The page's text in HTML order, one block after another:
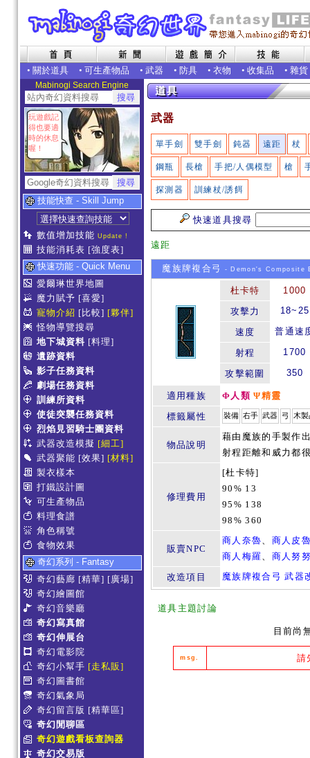
• 關於道具 • 可生產物品 • 武器 • 防具 • 衣物 • 收集品 • 雜貨
Mabinogi Search Engine
玩遊戲記
得也要適
時的休息
喔！
技能快查 - Skill Jump
數值增加技能 Update !
技能消耗表 [強度表]
快速功能 - Quick Menu
愛爾琳世界地圖
魔力賦予 [喜愛]
寵物介紹 [比較] [夥伴]
怪物導覽搜尋
地下城資料 [料理]
遺跡資料
影子任務資料
劇場任務資料
訓練所資料
使徒突襲任務資料
烈焰見習騎士團資料
武器改造模擬 [細工]
武器聚能 [效果] [材料]
製衣樣本
打鐵設計圖
可生產物品
料理食譜
角色稱號
食物效果
奇幻系列 - Fantasy
奇幻藝廊 [精華] [廣場]
奇幻繪圖館
奇幻音樂廳
奇幻寫真館
奇幻伸展台
奇幻電影院
奇幻小幫手 [走私販]
奇幻圖書館
奇幻氣象局
奇幻留言版 [精華區]
奇幻閒聊區
奇幻遊戲看板查詢器
奇幻交易版
武器
單手劍 雙手劍 鈍器 遠距 杖
鋼瓶 長槍 手把/人偶模型 槍
探測器 訓練杖/誘餌
快速道具搜尋
遠距
魔族牌複合弓 - Demon's Composite
杜卡特
1000
攻擊力
18~25
速度 普通速
射程 1700
攻擊範圍 350
適用種族 Φ人類 Ψ精靈
標籤屬性
裝備 右手 武器 弓 木製
物品說明
藉由魔族的手製作
射程距離和威力都
修理費用
[杜卡特]
90% 13
95% 138
98% 360
販賣NPC
商人奈魯、 商人皮
商人梅羅、 商人努
改造項目
魔族牌複合弓 武器
道具主題討論
目前尚
msg. 請